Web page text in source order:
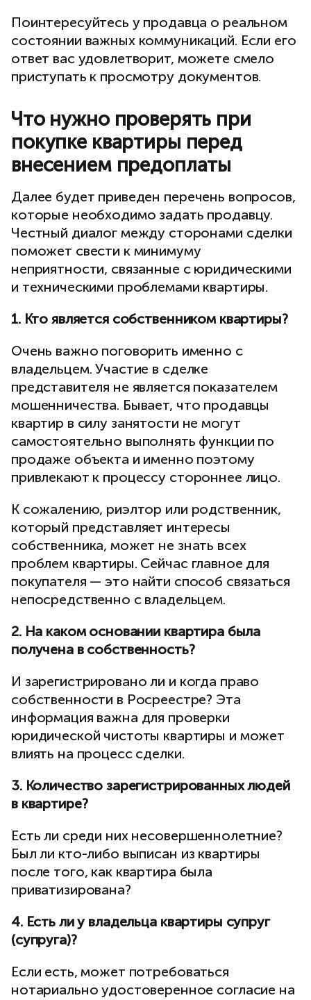
Поинтересуйтесь у продавца о реальном
состоянии важных коммуникаций. Если его
ответ вас удовлетворит, можете смело
приступать к просмотру документов.
Что нужно проверять при
покупке квартиры перед
внесением предоплаты
Далее будет приведен перечень вопросов,
которые необходимо задать продавцу.
Честный диалог между сторонами сделки
поможет свести к минимуму
неприятности, связанные с юридическими
и техническими проблемами квартиры.
1. Кто является собственником квартиры?
Очень важно поговорить именно с
владельцем. Участие в сделке
представителя не является показателем
мошенничества. Бывает, что продавцы
квартир в силу занятости не могут
самостоятельно выполнять функции по
продаже объекта и именно поэтому
привлекают к процессу стороннее лицо.
К сожалению, риэлтор или родственник,
который представляет интересы
собственника, может не знать всех
проблем квартиры. Сейчас главное для
покупателя — это найти способ связаться
непосредственно с владельцем.
2. На каком основании квартира была
получена в собственность?
И зарегистрировано ли и когда право
собственности в Росреестре? Эта
информация важна для проверки
юридической чистоты квартиры и может
влиять на процесс сделки.
3. Количество зарегистрированных людей
в квартире?
Есть ли среди них несовершеннолетние?
Был ли кто-либо выписан из квартиры
после того, как квартира была
приватизирована?
4. Есть ли у владельца квартиры супруг
(супруга)?
Если есть, может потребоваться
нотариально удостоверенное согласие на